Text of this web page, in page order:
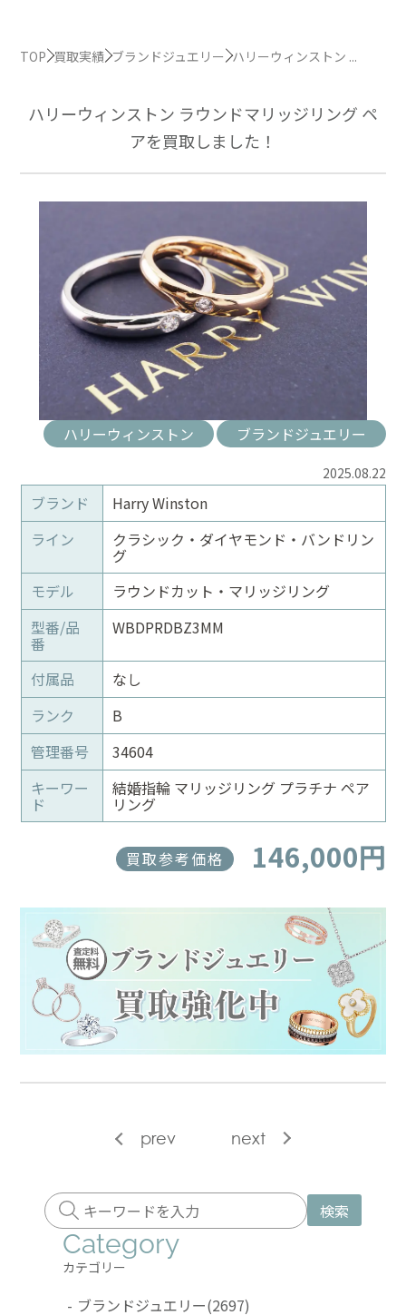
TOP 買取実績 ブランドジュエリー ハリーウィンストン ...
ハリーウィンストン ラウンドマリッジリング ペ
アを買取しました！
ハリーウィンストン ブランドジュエリー
2025.08.22
ブランド
Harry Winston
ライン
クラシック・ダイヤモンド・バンドリン
グ
モデル
ラウンドカット・マリッジリング
型番/品
番
WBDPRDBZ3MM
付属品
なし
ランク
B
管理番号
34604
キーワー
ド
結婚指輪 マリッジリング プラチナ ペア
リング
買取参考価格 146,000円
prev next
検索
Category
カテゴリー
- ブランドジュエリー(2697)